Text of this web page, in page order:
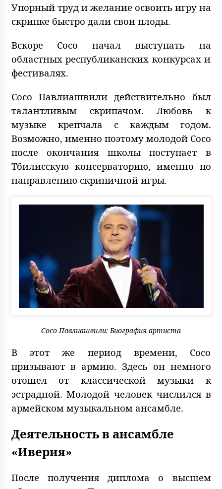
Упорный труд и желание освоить игру на
скрипке быстро дали свои плоды.
Вскоре Сосо начал выступать на
областных республиканских конкурсах и
фестивалях.
Сосо Павлиашвили действительно был
талантливым скрипачом. Любовь к
музыке крепчала с каждым годом.
Возможно, именно поэтому молодой Сосо
после окончания школы поступает в
Тбилисскую консерваторию, именно по
направлению скрипичной игры.
Сосо Павлиашвили: Биография артиста
В этот же период времени, Сосо
призывают в армию. Здесь он немного
отошел от классической музыки к
эстрадной. Молодой человек числился в
армейском музыкальном ансамбле.
Деятельность в ансамбле
«Иверия»
После получения диплома о высшем